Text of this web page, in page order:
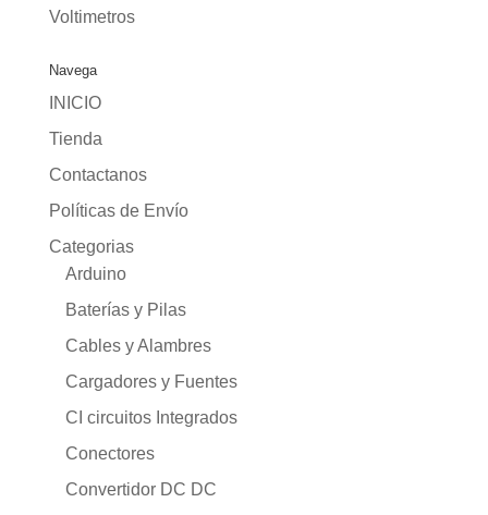
Voltimetros
Navega
INICIO
Tienda
Contactanos
Políticas de Envío
Categorias
Arduino
Baterías y Pilas
Cables y Alambres
Cargadores y Fuentes
CI circuitos Integrados
Conectores
Convertidor DC DC